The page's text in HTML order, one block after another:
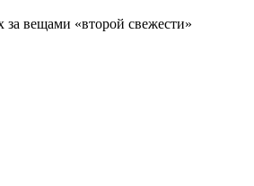
вещами «второй свежести»